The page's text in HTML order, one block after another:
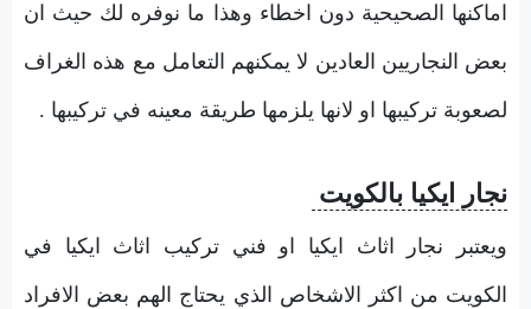
اماكنها الصحيحية دون اخطاء وهذا ما نوفره لك حيث ان
بعض النجاريين العادين لا يمكنهم التعامل مع هذه الغراف
لصعوبة تركيبها او لانها يلزمها طريقة معينه في تركيبها .
نجار ايكيا بالكويت
ويعتبر نجار اثاث ايكيا او فني تركيب اثاث ايكيا في
الكويت من اكثر الاشخاص الذي يحتاج الهم بعض الافراد